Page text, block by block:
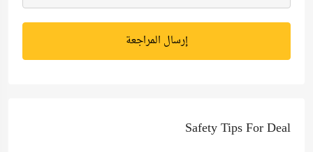
إرسال المراجعة
Safety Tips For Deal